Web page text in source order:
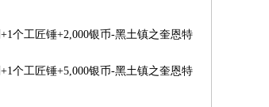
个工匠锤+2,000银币-黑土镇之奎恩特
个工匠锤+5,000银币-黑土镇之奎恩特